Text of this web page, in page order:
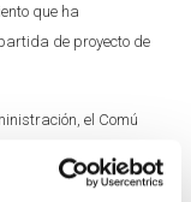
que ha
de proyecto de
el Comú
incorporará